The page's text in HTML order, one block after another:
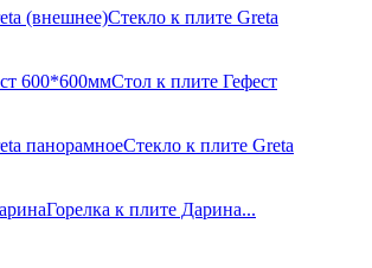
(внешнее)Стекло к плите Greta
600*600ммСтол к плите Гефест
панорамноеСтекло к плите Greta
Горелка к плите Дарина...